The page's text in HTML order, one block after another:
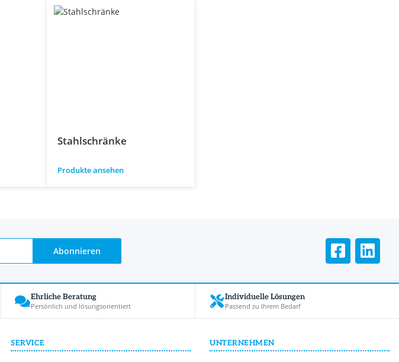
Stahlschränke
Produkte ansehen
Abonnieren
Ehrliche Beratung
Persönlich und lösungsorientiert
Individuelle Lösungen
Passend zu Ihrem Bedarf
SERVICE UNTERNEHMEN